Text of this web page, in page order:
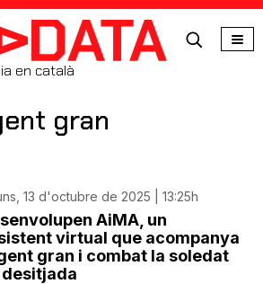
en català
gran
13 d'octubre de 2025 | 13:25h
AiMA, un
virtual que acompanya
gran i combat la soledat
desitjada